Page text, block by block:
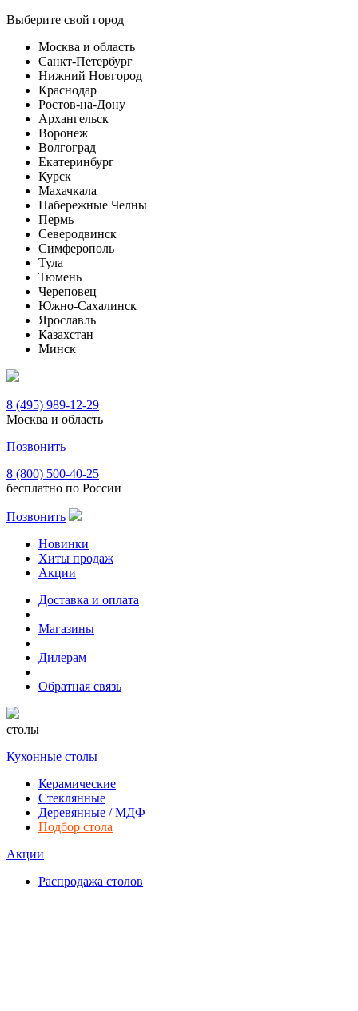
Выберите свой город
Москва и область
Санкт-Петербург
Нижний Новгород
Краснодар
Ростов-на-Дону
Архангельск
Воронеж
Волгоград
Екатеринбург
Курск
Махачкала
Набережные Челны
Пермь
Северодвинск
Симферополь
Тула
Тюмень
Череповец
Южно-Сахалинск
Ярославль
Казахстан
Минск
8 (495) 989-12-29
Москва и область
Позвонить
8 (800) 500-40-25
бесплатно по России
Позвонить
Новинки
Хиты продаж
Акции
Доставка и оплата
Магазины
Дилерам
Обратная связь
столы
Кухонные столы
Керамические
Стеклянные
Деревянные / МДФ
Подбор стола
Акции
Распродажа столов